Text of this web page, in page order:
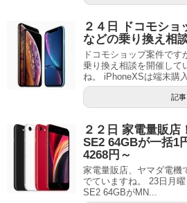
２４日 ドコモシ
などの乗り換え相
ドコモショップ案件で
乗り換え相談を開催して
ね。 iPhoneXSは端末購
記
２２日 家電量販
SE2 64GBが一括1
4268円～
家電量販店、ヤマダ電機
でていますね。 23日月
SE2 64GBがMN...